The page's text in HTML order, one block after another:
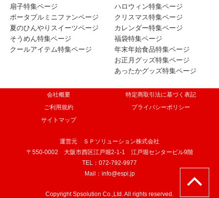
扇子特集ページ
ポータブルミニファンページ
夏のひんやりスイーツページ
そうめん特集ページ
クールアイテム特集ページ
ハロウィン特集ページ
クリスマス特集ページ
カレンダー特集ページ
福袋特集ページ
年末年始食品特集ページ
お正月グッズ特集ページ
あったかグッズ特集ページ
会社概要
特定商取引法に基づく表記
ご利用規約
プライバシーポリシー
サイトマップ
運営元 ＳＰソリューション株式会社
〒550-0002 大阪市西区江戸堀2-1-1 江戸堀センタービル9階
TEL：072-792-9977
Mail：info@espi.jp
Copyright Spsolution Co.,Ltd. All rights reserved.